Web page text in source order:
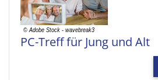
PC-Treff für Jung und Alt